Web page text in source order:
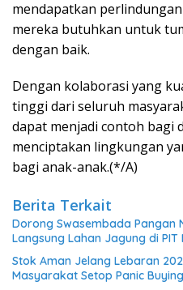
mendapatkan
mereka butuhkan untuk
dengan baik.
Dengan kolaborasi yang
tinggi dari seluruh
dapat menjadi contoh bagi
menciptakan lingkungan
bagi anak-anak.(*/A)
Berita Terkait
Dorong Swasembada Pangan
Langsung Lahan Jagung di PIT
Stok Aman Jelang Lebaran
Masyarakat Setop Panic